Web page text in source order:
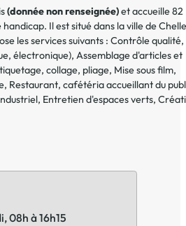
(donnée non renseignée)et accueille 82
Il est situé dans la ville de
les services suivants : Contrôle
électronique), Assemblage d'articles et
collage, pliage, Mise sous film,
, Restaurant, cafétéria accueillant du
, Entretien d'espaces verts,
08h à 16h15